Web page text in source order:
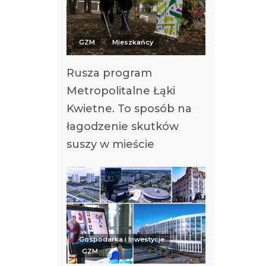
GZM Mieszkańcy
Rusza program
Metropolitalne Łąki
Kwietne. To sposób na
łagodzenie skutków
suszy w mieście
Gospodarka i Inwestycje
GZM